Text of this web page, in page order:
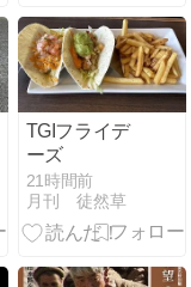
た！
TGIフライデ
ーズ
21時間前
月刊 徒然草